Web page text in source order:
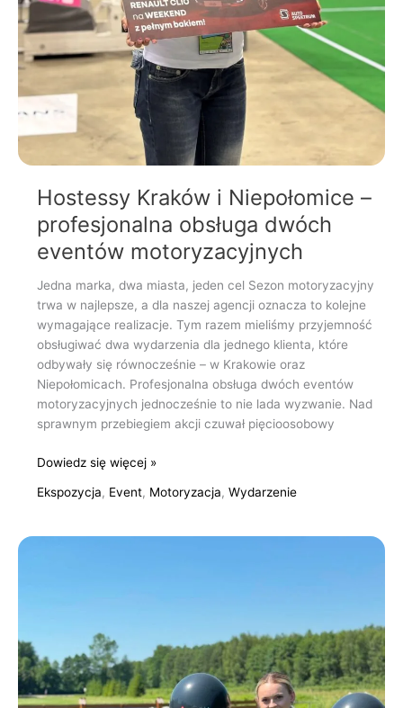
Hostessy Kraków i Niepołomice –
profesjonalna obsługa dwóch
eventów motoryzacyjnych
Jedna marka, dwa miasta, jeden cel Sezon motoryzacyjny
trwa w najlepsze, a dla naszej agencji oznacza to kolejne
wymagające realizacje. Tym razem mieliśmy przyjemność
obsługiwać dwa wydarzenia dla jednego klienta, które
odbywały się równocześnie – w Krakowie oraz
Niepołomicach. Profesjonalna obsługa dwóch eventów
motoryzacyjnych jednocześnie to nie lada wyzwanie. Nad
sprawnym przebiegiem akcji czuwał pięcioosobowy
Dowiedz się więcej »
Ekspozycja, Event, Motoryzacja, Wydarzenie
Cyziówka
–
Obsługa